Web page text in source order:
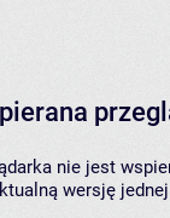
nie jest
wersję